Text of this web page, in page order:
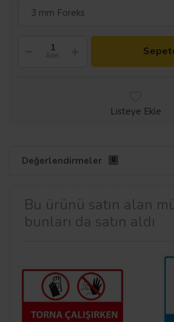
Adet
Listeye Ekle
Değerlendirmeler 0
Bu ürünü satın alan
bunları da satın aldı